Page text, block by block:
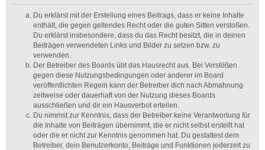
Du erklärst mit der Erstellung eines Beitrags, dass er keine Inhalte
enthält, die gegen geltendes Recht oder die guten Sitten verstoßen.
Du erklärst insbesondere, dass du das Recht besitzt, die in deinen
Beiträgen verwendeten Links und Bilder zu setzen bzw. zu
verwenden.
Der Betreiber des Boards übt das Hausrecht aus. Bei Verstößen
gegen diese Nutzungsbedingungen oder anderer im Board
veröffentlichten Regeln kann der Betreiber dich nach Abmahnung
zeitweise oder dauerhaft von der Nutzung dieses Boards
ausschließen und dir ein Hausverbot erteilen.
Du nimmst zur Kenntnis, dass der Betreiber keine Verantwortung für
die Inhalte von Beiträgen übernimmt, die er nicht selbst erstellt hat
oder die er nicht zur Kenntnis genommen hat. Du gestattest dem
Betreiber, dein Benutzerkonto, Beiträge und Funktionen jederzeit zu